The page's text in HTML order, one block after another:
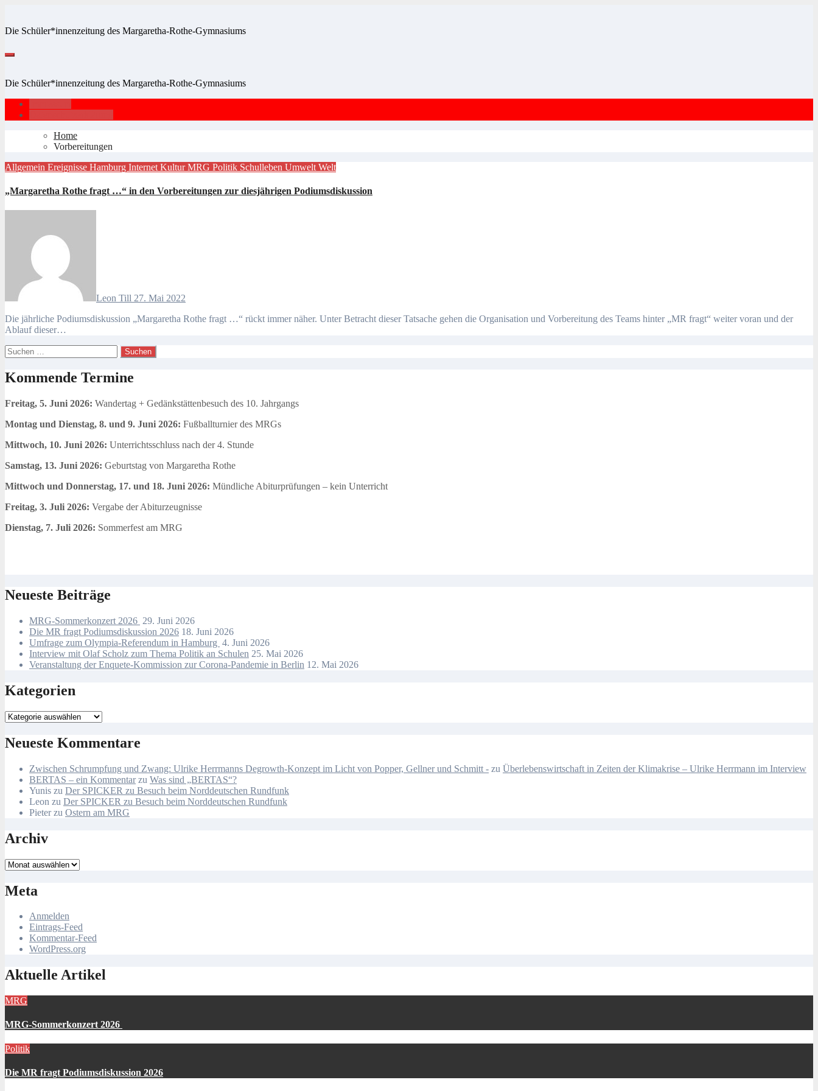
springen
Die Schüler*innenzeitung des Margaretha-Rothe-Gymnasiums
Die Schüler*innenzeitung des Margaretha-Rothe-Gymnasiums
Home
Vorbereitungen
Allgemein Ereignisse Hamburg Internet KulturMRG Politik Schulleben Umwelt Welt
„Margaretha Rothe fragt …“ in den Vorbereitungen zur diesjährigen Podiumsdiskussion
Leon Till 27. Mai 2022
Die jährliche Podiumsdiskussion „Margaretha Rothe fragt …“ rückt immer näher. Unter Betracht dieser Tatsache gehen die Organisation und Vorbereitung des Teams hinter „MR fragt“ weiter voran und der
Ablauf dieser…
Suchen
nach:
Kommende Termine
Freitag, 5. Juni 2026: Wandertag + Gedänkstättenbesuch des 10. Jahrgangs
Montag und Dienstag, 8. und 9. Juni 2026: Fußballturnier des MRGs
Mittwoch, 10. Juni 2026: Unterrichtsschluss nach der 4. Stunde
Samstag, 13. Juni 2026: Geburtstag von Margaretha Rothe
Mittwoch und Donnerstag, 17. und 18. Juni 2026: Mündliche Abiturprüfungen – kein Unterricht
Freitag, 3. Juli 2026: Vergabe der Abiturzeugnisse
Dienstag, 7. Juli 2026: Sommerfest am MRG
Neueste Beiträge
MRG-Sommerkonzert 2026 29. Juni 2026
Die MR fragt Podiumsdiskussion 2026 18. Juni 2026
Umfrage zum Olympia-Referendum in Hamburg 4. Juni 2026
Interview mit Olaf Scholz zum Thema Politik an Schulen 25. Mai 2026
Veranstaltung der Enquete-Kommission zur Corona-Pandemie in Berlin 12. Mai 2026
Kategorien
Kategorien
Neueste Kommentare
Zwischen Schrumpfung und Zwang: Ulrike Herrmanns Degrowth-Konzept im Licht von Popper, Gellner und Schmitt - zu Überlebenswirtschaft in Zeiten der Klimakrise – Ulrike Herrmann im Interview
BERTAS – ein Kommentarzu Was sind „BERTAS“?
Yunis zu Der SPICKER zu Besuch beim Norddeutschen Rundfunk
Leon zu Der SPICKER zu Besuch beim Norddeutschen Rundfunk
Pieterzu Ostern am MRG
Archiv
Archiv
Meta
Anmelden
Eintrags-Feed
Kommentar-Feed
WordPress.org
Aktuelle Artikel
MRG
MRG-Sommerkonzert 2026
Politik
Die MR fragt Podiumsdiskussion 2026